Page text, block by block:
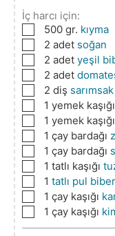
İç harcı için:
▢
500 gr. kıyma
▢
2 adet soğan
▢
2 adet yeşil
▢
2 adet
▢
2 diş sarımsak
▢1 yemek kaşığı
▢1 yemek kaşığı
▢1 çay bardağı
▢1 çay bardağı
▢1 tatlı kaşığı
▢1 tatlı pul biber
▢1 çay kaşığı
▢1 çay kaşığı